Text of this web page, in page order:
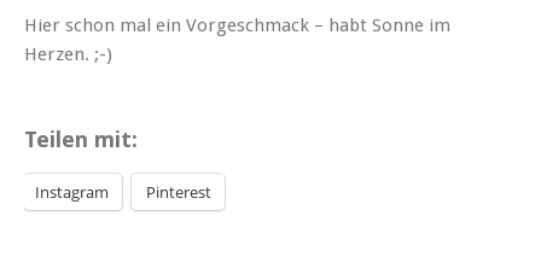
Hier schon mal ein Vorgeschmack – habt Sonne im
Herzen. ;-)
Teilen mit:
Instagram Pinterest